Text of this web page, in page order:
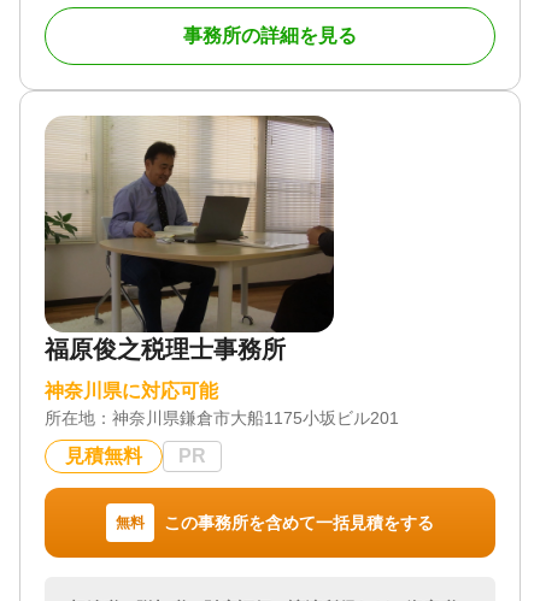
☆顧問先を多数持つ一般の事務所と違い、一般業務
と併用で相続税申告をしていませんので、業務が効
率化されており、スピーディーな申告を行っていま
すので、土地評価の見立てだけでなく、金融・保険
の実務知識が豊富です。
☆申告期限が迫っている申告にも頼りになる事務所
です。
☆仕事が忙しい方には土日や夜間の面談行っていま
すし、webによるオンライン打ち合わせもしていま
☆税務調査対策に有効といわれている書面添付制度
による申告を行っていますし、複数の申告プランが
ありますので、ご要望に沿った申告ができます。
接続しますので、より一層便利になります。
☆事務所設立の趣旨に鑑み相続人間での係争案件は
お取り扱いしていません。
対応地域
神奈川県内
事務所の詳細を見る
福原俊之税理士事務所
神奈川県に対応可能
所在地： 神奈川県鎌倉市大船1175小坂ビル201
見積無料 PR
無料 この事務所を含めて一括見積をする